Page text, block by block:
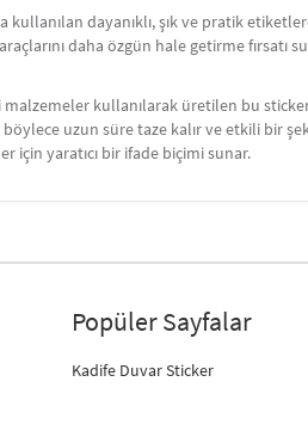
dayanıklı, şık ve pratik
daha özgün hale getirme fırsatı
kullanılarak üretilen bu
uzun süre taze kalır ve etkili bir
için yaratıcı bir ifade biçimi sunar.
Popüler Sayfalar
Kadife Duvar Sticker